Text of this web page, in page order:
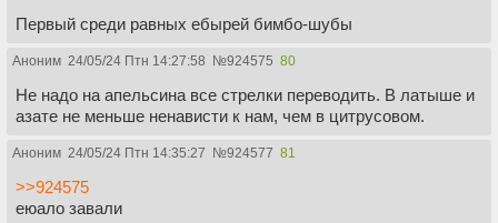
Первый среди равных ебырей бимбо-шубы
Аноним 24/05/24 Птн 14:27:58 №924575 80
Не надо на апельсина все стрелки переводить. В латыше и
азате не меньше ненависти к нам, чем в цитрусовом.
Аноним 24/05/24 Птн 14:35:27 №924577 81
>>924575
еюало завали